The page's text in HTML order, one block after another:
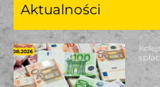
Aktualności